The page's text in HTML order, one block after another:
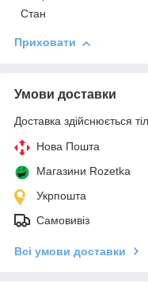
Стан
Приховати
Умови доставки
Доставка здійснюється
Нова Пошта
Магазини Rozetka
Укрпошта
Самовивіз
Всі умови доставки